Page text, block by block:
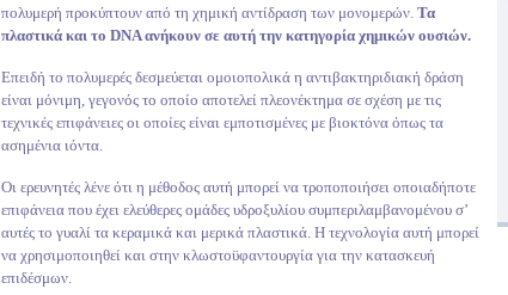
πολυμερή προκύπτουν από τη χημική αντίδραση των μονομερών. Τα
πλαστικά και το DNA ανήκουν σε αυτή την κατηγορία χημικών ουσιών.
Επειδή το πολυμερές δεσμεύεται ομοιοπολικά η αντιβακτηριδιακή δράση
είναι μόνιμη, γεγονός το οποίο αποτελεί πλεονέκτημα σε σχέση με τις
τεχνικές επιφάνειες οι οποίες είναι εμποτισμένες με βιοκτόνα όπως τα
ασημένια ιόντα.
Οι ερευνητές λένε ότι η μέθοδος αυτή μπορεί να τροποποιήσει οποιαδήποτε
επιφάνεια που έχει ελεύθερες ομάδες υδροξυλίου συμπεριλαμβανομένου σ’
αυτές το γυαλί τα κεραμικά και μερικά πλαστικά. Η τεχνολογία αυτή μπορεί
να χρησιμοποιηθεί και στην κλωστοϋφαντουργία για την κατασκευή
επιδέσμων.